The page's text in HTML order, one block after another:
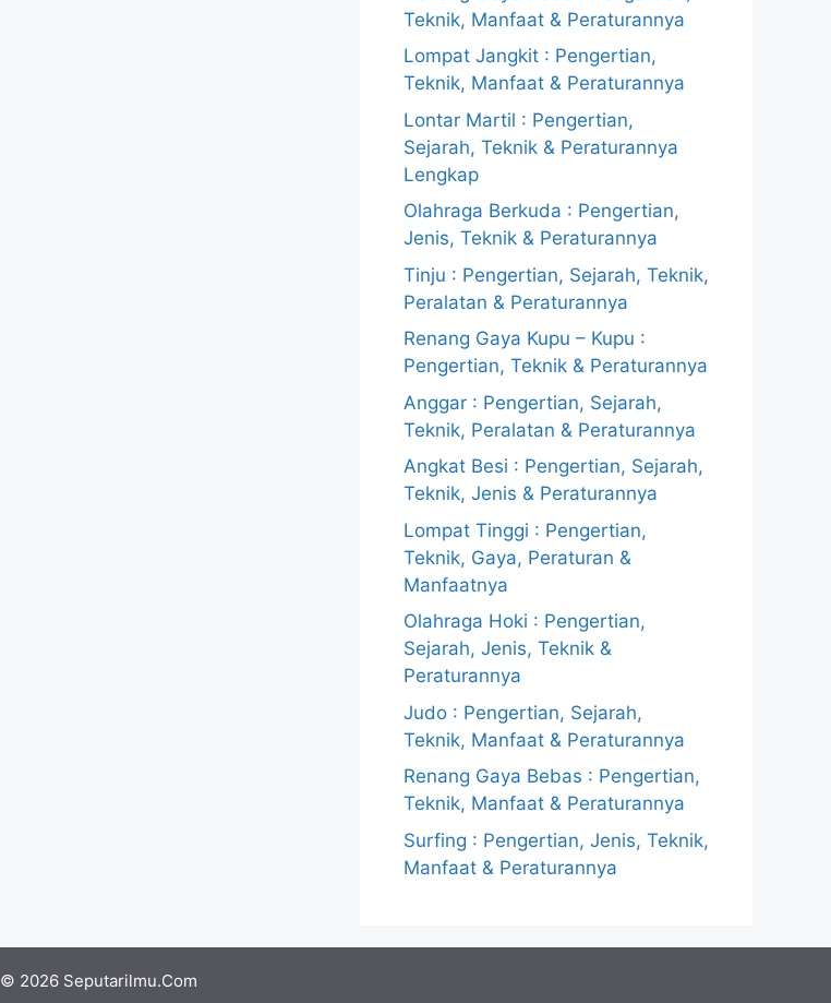
Teknik, Manfaat & Peraturannya
Lompat Jangkit : Pengertian,
Teknik, Manfaat & Peraturannya
Lontar Martil : Pengertian,
Sejarah, Teknik & Peraturannya
Lengkap
Olahraga Berkuda : Pengertian,
Jenis, Teknik & Peraturannya
Tinju : Pengertian, Sejarah, Teknik,
Peralatan & Peraturannya
Renang Gaya Kupu – Kupu :
Pengertian, Teknik & Peraturannya
Anggar : Pengertian, Sejarah,
Teknik, Peralatan & Peraturannya
Angkat Besi : Pengertian, Sejarah,
Teknik, Jenis & Peraturannya
Lompat Tinggi : Pengertian,
Teknik, Gaya, Peraturan &
Manfaatnya
Olahraga Hoki : Pengertian,
Sejarah, Jenis, Teknik &
Peraturannya
Judo : Pengertian, Sejarah,
Teknik, Manfaat & Peraturannya
Renang Gaya Bebas : Pengertian,
Teknik, Manfaat & Peraturannya
Surfing : Pengertian, Jenis, Teknik,
Manfaat & Peraturannya
© 2026 Seputarilmu.Com